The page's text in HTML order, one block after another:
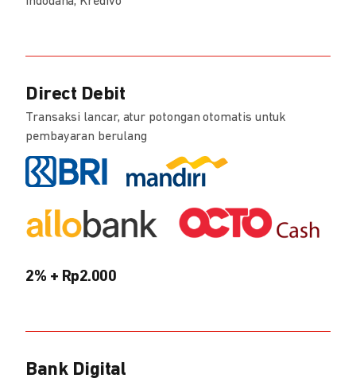
Direct Debit
Transaksi lancar, atur potongan otomatis untuk
pembayaran berulang
2% + Rp2.000
Bank Digital